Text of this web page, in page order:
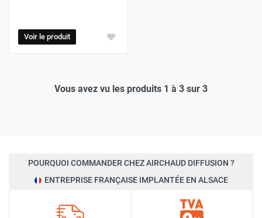
Voir le produit
Vous avez vu les produits 1 à 3 sur 3
POURQUOI COMMANDER CHEZ AIRCHAUD DIFFUSION ?
ENTREPRISE FRANÇAISE IMPLANTÉE EN ALSACE